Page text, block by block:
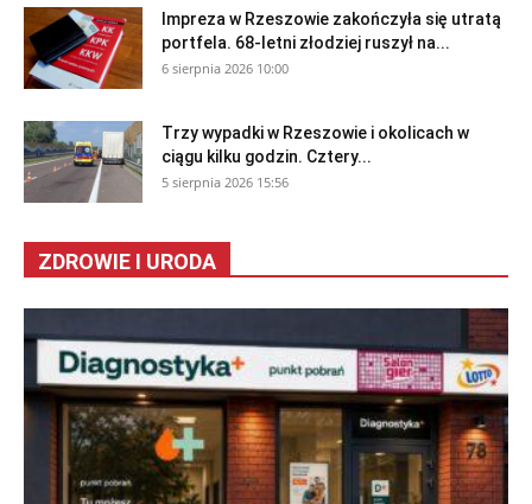
Impreza w Rzeszowie zakończyła się utratą
portfela. 68-letni złodziej ruszył na...
6 sierpnia 2026 10:00
Trzy wypadki w Rzeszowie i okolicach w
ciągu kilku godzin. Cztery...
5 sierpnia 2026 15:56
ZDROWIE I URODA